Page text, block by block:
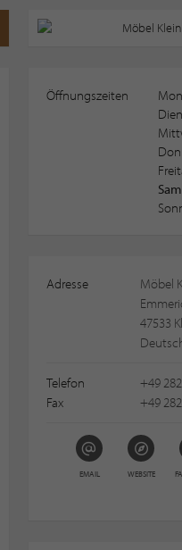
Öffnungszeiten
Adresse
Möbel
47533
Telefon
Fax
+49
+49
EMAIL WEBSITE